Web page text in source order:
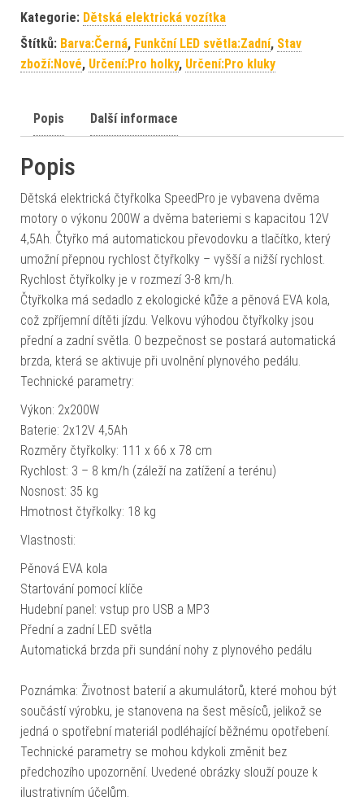
Kategorie: Dětská elektrická vozítka
Štítků: Barva:Černá, Funkční LED světla:Zadní, Stav
zboží:Nové, Určení:Pro holky, Určení:Pro kluky
Popis Další informace
Popis
Dětská elektrická čtyřkolka SpeedPro je vybavena dvěma
motory o výkonu 200W a dvěma bateriemi s kapacitou 12V
4,5Ah. Čtyřko má automatickou převodovku a tlačítko, který
umožní přepnou rychlost čtyřkolky – vyšší a nižší rychlost.
Rychlost čtyřkolky je v rozmezí 3-8 km/h.
Čtyřkolka má sedadlo z ekologické kůže a pěnová EVA kola,
což zpříjemní dítěti jízdu. Velkovu výhodou čtyřkolky jsou
přední a zadní světla. O bezpečnost se postará automatická
brzda, která se aktivuje při uvolnění plynového pedálu.
Technické parametry:
Výkon: 2x200W
Baterie: 2x12V 4,5Ah
Rozměry čtyřkolky: 111 x 66 x 78 cm
Rychlost: 3 – 8 km/h (záleží na zatížení a terénu)
Nosnost: 35 kg
Hmotnost čtyřkolky: 18 kg
Vlastnosti:
Pěnová EVA kola
Startování pomocí klíče
Hudební panel: vstup pro USB a MP3
Přední a zadní LED světla
Automatická brzda při sundání nohy z plynového pedálu
Poznámka: Životnost baterií a akumulátorů, které mohou být
součástí výrobku, je stanovena na šest měsíců, jelikož se
jedná o spotřební materiál podléhající běžnému opotřebení.
Technické parametry se mohou kdykoli změnit bez
předchozího upozornění. Uvedené obrázky slouží pouze k
ilustrativním účelům.